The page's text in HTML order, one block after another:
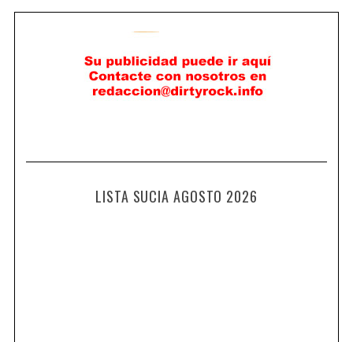
LISTA SUCIA AGOSTO 2026